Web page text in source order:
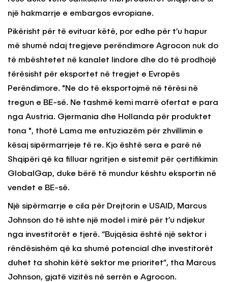
një hakmarrje e embargos evropiane.
Pikërisht për të evituar këtë, por edhe për t’u hapur
më shumë ndaj tregjeve perëndimore Agrocon nuk do
të mbështetet në kanalet lindore dhe do të prodhojë
tërësisht për eksportet në tregjet e Evropës
Perëndimore. "Ne do të eksportojmë në tërësi në
tregun e BE-së. Ne tashmë kemi marrë ofertat e para
nga Austria. Gjermania dhe Hollanda për produktet
tona ", thotë Lama me entuziazëm për zhvillimin e
kësaj sipërmarrjeje të re. Kjo është sera e parë në
Shqipëri që ka filluar ngritjen e sistemit për çertifikimin
GlobalGap, duke bërë të mundur kështu eksportin në
vendet e BE-së.
Një sipërmarrje e cila për Drejtorin e USAID, Marcus
Johnson do të ishte një model i mirë për t’u ndjekur
nga investitorët e tjerë. “Bujqësia është një sektor i
rëndësishëm që ka shumë potencial dhe investitorët
duhet ta shohin këtë sektor me prioritet”, tha Marcus
Johnson, gjatë vizitës në serrën e Agrocon.